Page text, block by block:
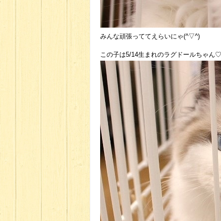
みんな頑張っててえらいにゃ(^▽^)
この子は5/14生まれのラグドールちゃん♡